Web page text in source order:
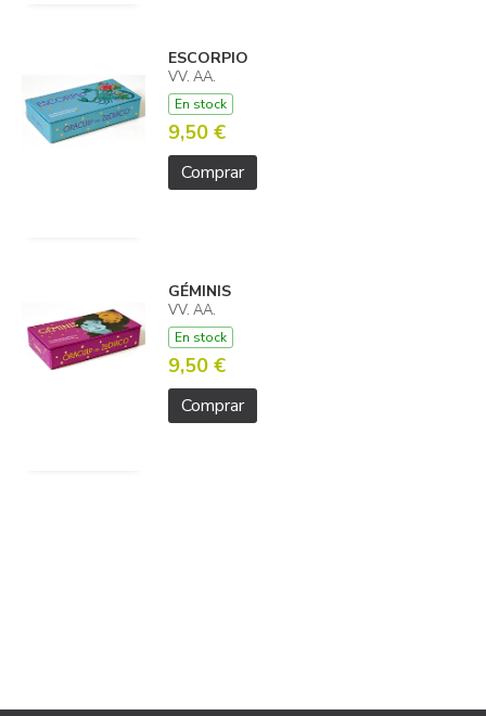
ESCORPIO
VV. AA.
En stock
9,50 €
Comprar
GÉMINIS
VV. AA.
En stock
9,50 €
Comprar